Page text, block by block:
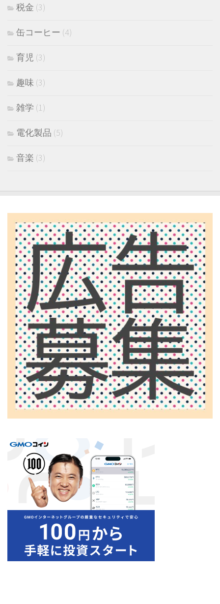
税金 (3)
缶コーヒー (4)
育児 (3)
趣味 (3)
雑学 (1)
電化製品 (5)
音楽 (3)